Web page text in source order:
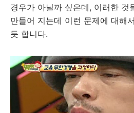
경우가 아닐까 싶은데, 이러한 것
만들어 지는데 이런 문제에 대해
듯 합니다.